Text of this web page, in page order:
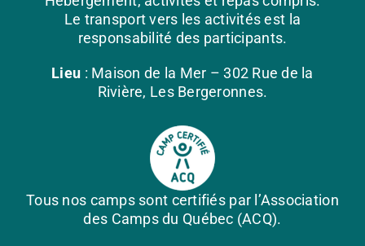
Le transport vers les activités est la
responsabilité des participants.
Lieu : Maison de la Mer – 302 Rue de la
Rivière, Les Bergeronnes.
Tous nos camps sont certifiés par l’Association
des Camps du Québec (ACQ).